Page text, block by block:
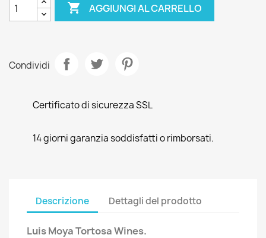
 AGGIUNGI AL CARRELLO
Condividi
Certificato di sicurezza SSL
14 giorni garanzia soddisfatti o rimborsati.
Descrizione Dettagli del prodotto
Luis Moya Tortosa Wines.